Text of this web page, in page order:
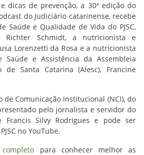
dicas de prevenção, a 30ª edição do
do Judiciário catarinense, recebe
Saúde e Qualidade de Vida do PJSC,
Richter Schmidt, a nutricionista e
Lorenzetti da Rosa e a nutricionista
Saúde e Assistência da Assembleia
de Santa Catarina (Alesc), Francine
de Comunicação Institucional (NCI), do
pelo jornalista e servidor do
Francis Silvy Rodrigues e pode ser
no YouTube.
para conhecer melhor as